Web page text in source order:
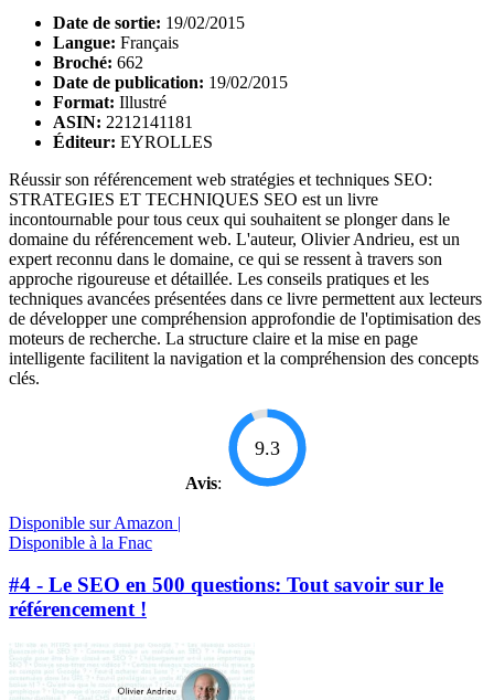
Date de sortie: 19/02/2015
Langue: Français
Broché: 662
Date de publication: 19/02/2015
Format: Illustré
ASIN: 2212141181
Éditeur: EYROLLES
Réussir son référencement web stratégies et techniques SEO:
STRATEGIES ET TECHNIQUES SEO est un livre
incontournable pour tous ceux qui souhaitent se plonger dans le
domaine du référencement web. L'auteur, Olivier Andrieu, est un
expert reconnu dans le domaine, ce qui se ressent à travers son
approche rigoureuse et détaillée. Les conseils pratiques et les
techniques avancées présentées dans ce livre permettent aux lecteurs
de développer une compréhension approfondie de l'optimisation des
moteurs de recherche. La structure claire et la mise en page
intelligente facilitent la navigation et la compréhension des concepts
clés.
Avis:
9.3
Disponible sur Amazon |
Disponible à la Fnac
#4 - Le SEO en 500 questions: Tout savoir sur le
référencement !